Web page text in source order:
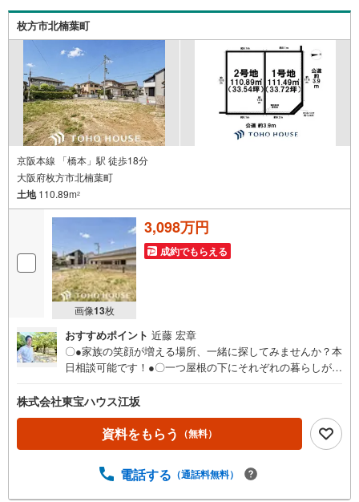
ュレーションのご相談・無理のないライフプラン、提携に
よる低金利住宅ローンのご提案、購入前に知る「購入後の
家族の生活」を「未来カレンダー」で見える化します。
（2）ご購入後から始まる「専属FPによるファイナンシャ
ルライフサポート」・漠然としたキャッシュフローのグラ
フ化、効果的な生命保険の見直し、繰り上げ返済の効果的
なタイミングなどご提案させて頂きます。
枚方市北楠葉町
京阪本線 「橋本」駅 徒歩18分
大阪府枚方市北楠葉町
土地110.89m2
画像13枚
3,098万円
成約でもらえる
おすすめポイント 近藤 宏章
〇●家族の笑顔が増える場所、一緒に探してみませんか？本
日相談可能です！●〇一つ屋根の下にそれぞれの暮らしがあ
こそ、そのベースはシンプルであるべきだと思う。なぜな
ら、時の流れで人の好みは変わっていくものだから。■ご予
約いただくとご見学がスムーズです！【営業時間9:00～21:
00】ご見学希望のお客様:右上の「室内・現地を見学する」
料をもらう」をクリックして下さい。【東宝ハウス江坂の
株式会社東宝ハウス江坂
資料をもらう （無料）
電話する （通話料無料）